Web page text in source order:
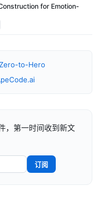
for Emotion-
to-Hero
，第一时间收到新文
订阅